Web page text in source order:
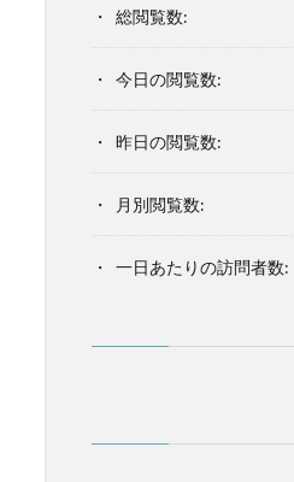
総閲覧数:
今日の閲覧数:
昨日の閲覧数:
月別閲覧数:
一日あたりの訪問者数: